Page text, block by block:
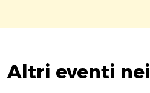
Altri eventi nei